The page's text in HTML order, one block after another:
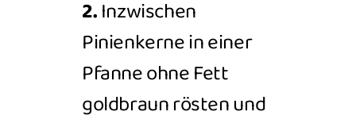
2.Inzwischen
Pinienkerne in einer
Pfanne ohne Fett
goldbraun rösten und